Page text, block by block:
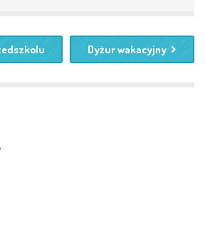
Dyżur wakacyjny